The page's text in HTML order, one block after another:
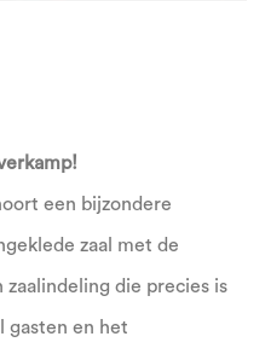
een bijzondere
zaal met de
die precies is
gasten en het